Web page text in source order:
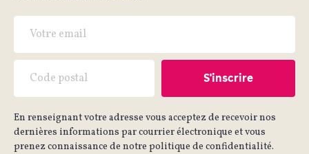
En renseignant votre adresse vous acceptez de recevoir nos
dernières informations par courrier électronique et vous
prenez connaissance de notre politique de confidentialité.